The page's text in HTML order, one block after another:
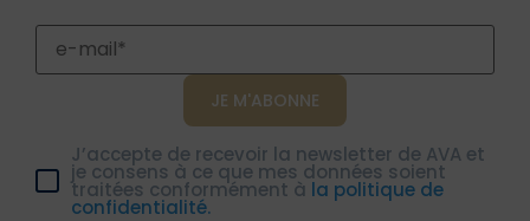
J’accepte de recevoir la newsletter de AVA et
je consens à ce que mes données soient
traitées conformément à la politique de
confidentialité.